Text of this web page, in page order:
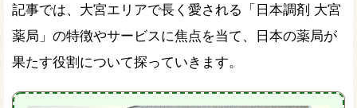
記事では、大宮エリアで長く愛される「日本調剤 大宮
薬局」の特徴やサービスに焦点を当て、日本の薬局が
果たす役割について探っていきます。